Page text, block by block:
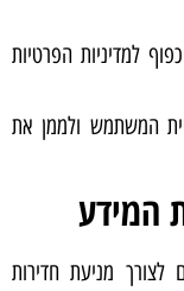
למדיניות הפרטיות
המשתמש ולממן את
המידע
מניעת חדירות